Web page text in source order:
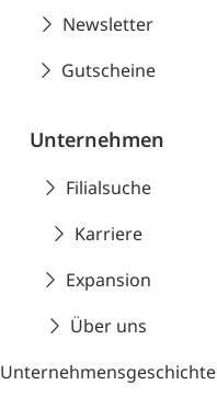
Newsletter
Gutscheine
Unternehmen
Filialsuche
Karriere
Expansion
Über uns
Unternehmensgeschichte